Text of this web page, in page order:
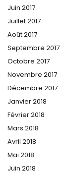
Juin 2017
Juillet 2017
Août 2017
Septembre 2017
Octobre 2017
Novembre 2017
Décembre 2017
Janvier 2018
Février 2018
Mars 2018
Avril 2018
Mai 2018
Juin 2018